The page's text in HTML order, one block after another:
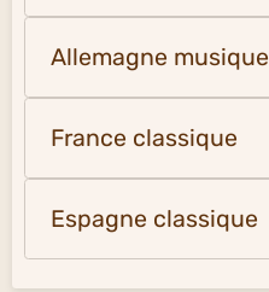
Allemagne musique
France classique
Espagne classique